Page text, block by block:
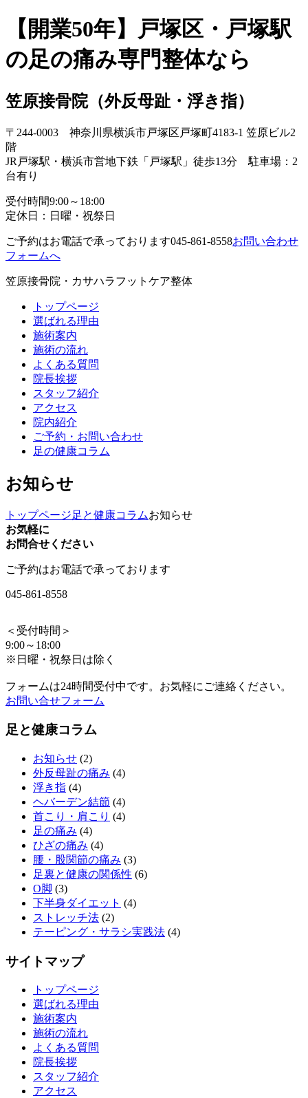
【開業50年】戸塚区・戸塚駅
の足の痛み専門整体なら
笠原接骨院（外反母趾・浮き指）
〒244-0003 神奈川県横浜市戸塚区戸塚町4183-1 笠原ビル2
階
JR戸塚駅・横浜市営地下鉄「戸塚駅」徒歩13分 駐車場：2
台有り
受付時間9:00～18:00
定休日：日曜・祝祭日
ご予約はお電話で承っております045-861-8558お問い合わせ
フォームへ
笠原接骨院・カサハラフットケア整体
トップページ
選ばれる理由
施術案内
施術の流れ
よくある質問
院長挨拶
スタッフ紹介
アクセス
院内紹介
ご予約・お問い合わせ
足の健康コラム
お知らせ
トップページ足と健康コラムお知らせ
お気軽に
お問合せください
ご予約はお電話で承っております
045-861-8558
＜受付時間＞
9:00～18:00
※日曜・祝祭日は除く
フォームは24時間受付中です。お気軽にご連絡ください。
お問い合せフォーム
足と健康コラム
お知らせ (2)
外反母趾の痛み (4)
浮き指 (4)
ヘバーデン結節 (4)
首こり・肩こり (4)
足の痛み (4)
ひざの痛み (4)
腰・股関節の痛み (3)
足裏と健康の関係性 (6)
O脚 (3)
下半身ダイエット (4)
ストレッチ法 (2)
テーピング・サラシ実践法 (4)
サイトマップ
トップページ
選ばれる理由
施術案内
施術の流れ
よくある質問
院長挨拶
スタッフ紹介
アクセス